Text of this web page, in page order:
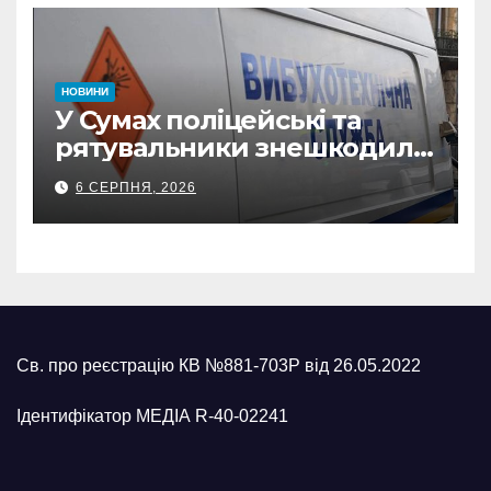
НОВИНИ
У Сумах поліцейські та
рятувальники знешкодили
500-кілограмову авіабомбу
росіян
6 СЕРПНЯ, 2026
Св. про реєстрацію КВ №881-703Р від 26.05.2022
Ідентифікатор МЕДІА R-40-02241